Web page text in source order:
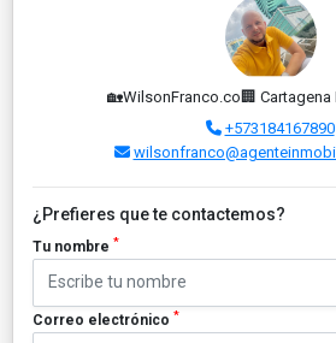
🏡WilsonFranco.co🏢 Cartagena
+573184167890
¿Prefieres que te contactemos?
Tu nombre *
Correo electrónico *